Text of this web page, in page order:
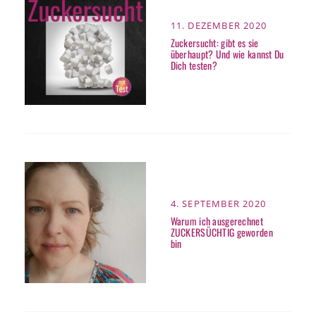
POSTED
ON
11. DEZEMBER 2020
Zuckersucht: gibt es sie
überhaupt? Und wie kannst Du
Dich testen?
POSTED
ON
4. SEPTEMBER 2020
Warum ich ausgerechnet
ZUCKERSÜCHTIG geworden
bin